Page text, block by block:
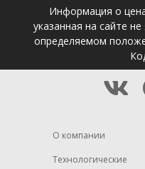
Информация о
указанная на сайте
определяемом
О компании
Технологические